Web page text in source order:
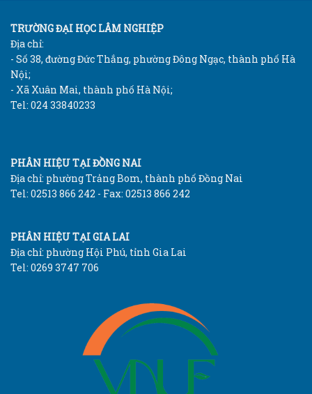
TRƯỜNG ĐẠI HỌC LÂM NGHIỆP
Địa chỉ:
- Số 38, đường Đức Thắng, phường Đông Ngạc, thành phố Hà
Nội;
- Xã Xuân Mai, thành phố Hà Nội;
Tel: 024 33840233
PHÂN HIỆU TẠI ĐỒNG NAI
Địa chỉ: phường Trảng Bom, thành phố Đồng Nai
Tel: 02513 866 242 - Fax: 02513 866 242
PHÂN HIỆU TẠI GIA LAI
Địa chỉ: phường Hội Phú, tỉnh Gia Lai
Tel: 0269 3747 706